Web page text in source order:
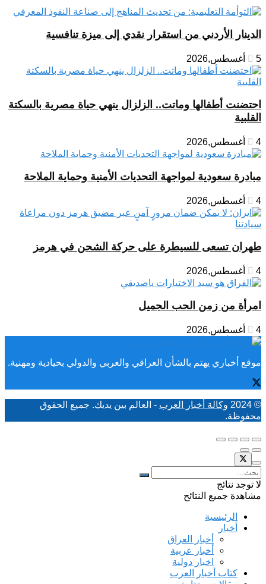
الدينار الأردني من استقرار نقدي إلى ميزة تنافسية
5 أغسطس,2026
احتضنت أطفالها وماتت.. الزلزال ينهي حياة مصرية بالسكتة
القلبية
4 أغسطس,2026
مبادرة سعودية لمواجهة التحديات الأمنية وحماية الملاحة
4 أغسطس,2026
طهران تسعى للسيطرة على حركة الشحن في هرمز
4 أغسطس,2026
امرأة من زمن الحب الجميل
4 أغسطس,2026
موقع أخباري يهتم بالشأن العراقي والعربي والدولي بحيادية ومهنية.
© 2024 وكالة أخبار العرب - العالم بين يديك. جميع الحقوق
محفوظة.
لا توجد نتائج
مشاهدة جميع النتائح
الرئيسية
أخبار
أخبار العراق
أخبار عربية
اخبار دولية
كتاب أخبار العرب